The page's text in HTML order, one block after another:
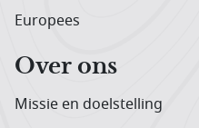
Europees
Over ons
Missie en doelstelling